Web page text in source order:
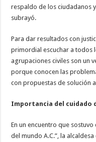
respaldo de los ciudadanos
subrayó.
Para dar resultados con
primordial escuchar a todos
agrupaciones civiles son un
porque conocen las
con propuestas de solución
Importancia del cuidado
En un encuentro que
del mundo A.C.”, la